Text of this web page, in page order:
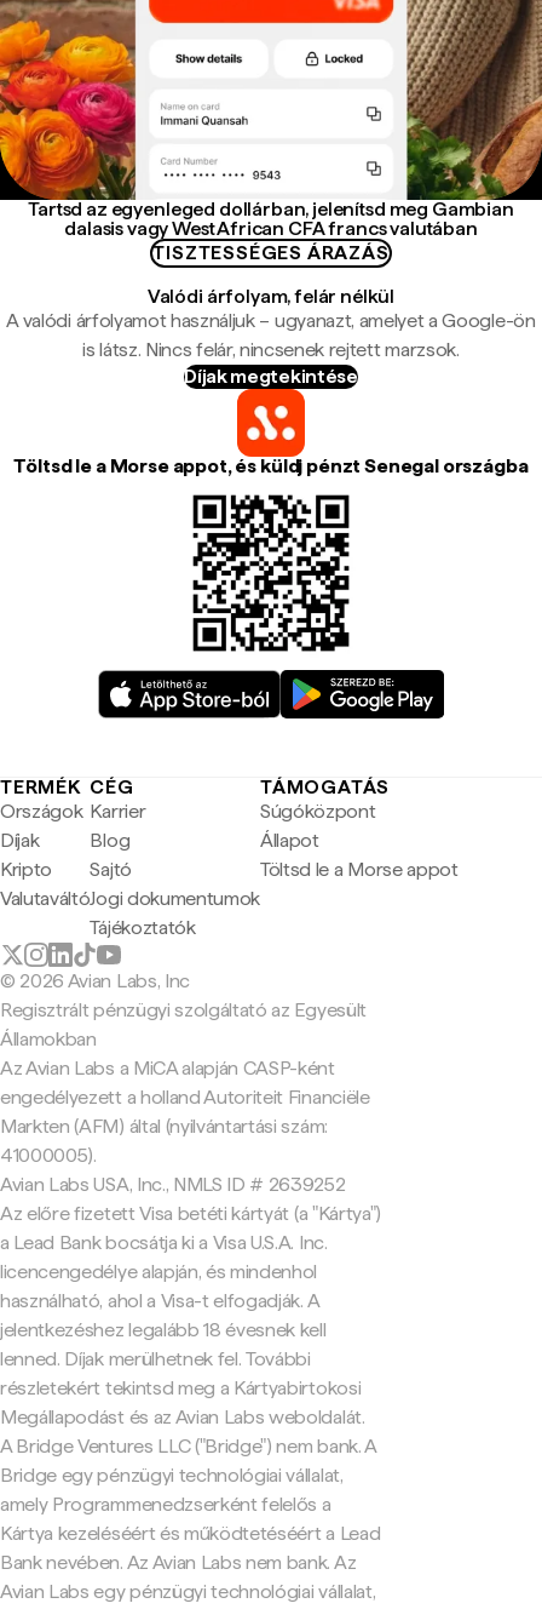
Tartsd az egyenleged dollárban, jelenítsd meg Gambian
dalasis vagy West African CFA francs valutában
TISZTESSÉGES ÁRAZÁS
Valódi árfolyam, felár nélkül
A valódi árfolyamot használjuk – ugyanazt, amelyet a Google-ön
is látsz. Nincs felár, nincsenek rejtett marzsok.
Díjak megtekintése
Töltsd le a Morse appot, és küldj pénzt Senegal országba
TERMÉK
Országok
Díjak
Kripto
Valutaváltó
CÉG
Karrier
Blog
Sajtó
Jogi dokumentumok
Tájékoztatók
TÁMOGATÁS
Súgóközpont
Állapot
Töltsd le a Morse appot
© 2026 Avian Labs, Inc
Regisztrált pénzügyi szolgáltató az Egyesült
Államokban
Az Avian Labs a MiCA alapján CASP-ként
engedélyezett a holland Autoriteit Financiële
Markten (AFM) által (nyilvántartási szám:
41000005).
Avian Labs USA, Inc., NMLS ID # 2639252
Az előre fizetett Visa betéti kártyát (a "Kártya")
a Lead Bank bocsátja ki a Visa U.S.A. Inc.
licencengedélye alapján, és mindenhol
használható, ahol a Visa-t elfogadják. A
jelentkezéshez legalább 18 évesnek kell
lenned. Díjak merülhetnek fel. További
részletekért tekintsd meg a Kártyabirtokosi
Megállapodást és az Avian Labs weboldalát.
A Bridge Ventures LLC ("Bridge") nem bank. A
Bridge egy pénzügyi technológiai vállalat,
amely Programmenedzserként felelős a
Kártya kezeléséért és működtetéséért a Lead
Bank nevében. Az Avian Labs nem bank. Az
Avian Labs egy pénzügyi technológiai vállalat,